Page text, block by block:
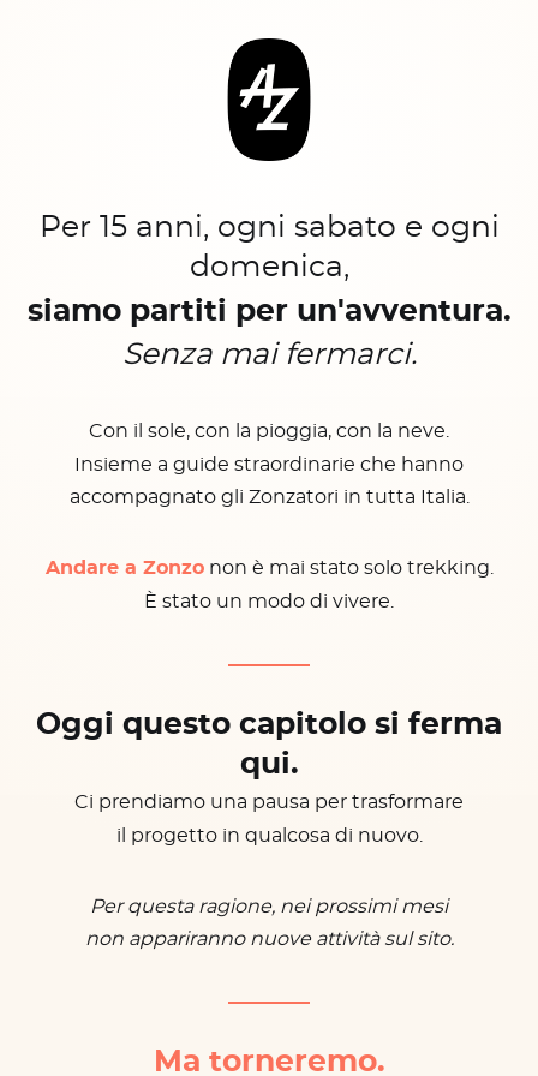
Per 15 anni, ogni sabato e ogni
domenica,
siamo partiti per un'avventura.
Senza mai fermarci.
Con il sole, con la pioggia, con la neve.
Insieme a guide straordinarie che hanno
accompagnato gli Zonzatori in tutta Italia.
Andare a Zonzonon è mai stato solo trekking.
È stato un modo di vivere.
Oggi questo capitolo si ferma
qui.
Ci prendiamo una pausa per trasformare
il progetto in qualcosa di nuovo.
Per questa ragione, nei prossimi mesi
non appariranno nuove attività sul sito.
Ma torneremo.